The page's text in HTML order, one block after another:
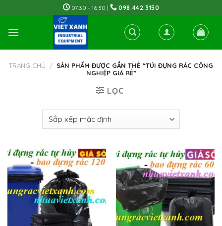
to
content
07:30 - 16:30 | 098.442.3150
TRANG CHỦ / SẢN PHẨM ĐƯỢC GẮN THẺ “TÚI ĐỰNG RÁC CÔNG
NGHIỆP GIÁ RẺ”
LỌC